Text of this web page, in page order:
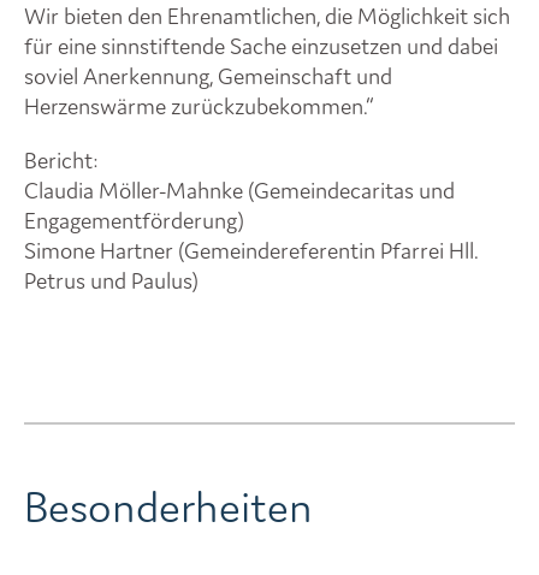
Wir bieten den Ehrenamtlichen, die Möglichkeit sich
für eine sinnstiftende Sache einzusetzen und dabei
soviel Anerkennung, Gemeinschaft und
Herzenswärme zurückzubekommen.“
Bericht:
Claudia Möller-Mahnke (Gemeindecaritas und
Engagementförderung)
Simone Hartner (Gemeindereferentin Pfarrei Hll.
Petrus und Paulus)
Besonderheiten